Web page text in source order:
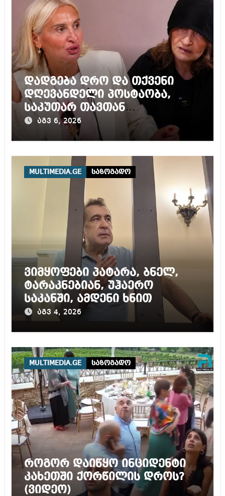
დადგება დრო და თქვენი
დღევანდელი პოსტაობა,
საკუთარ თავთან
შეგარცხვენთ – ეკა კუპატაძე
ნანუკა ჟორჟოლიანს
აგვ 6, 2026
MULTIMEDIA.GE საზოგადო
ვიმყოფები პატარა, ბნელ,
ტარაკნებიან, უჰაერო
საკანში, ამდენი ხნით
სამარტოო საკანში
მოთავსება, საერთაშორისო
წამებას და არაადამიანურ
მოპყრობას – სააკაშვილი
აგვ 4, 2026
MULTIMEDIA.GE საზოგადო
როგორ დაიწყო ინციდენტი
კახეთში ქორწილის დროს?
(ვიდეო)